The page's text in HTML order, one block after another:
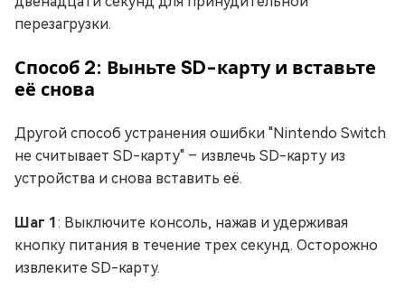
перезагрузки.
Способ 2: Выньте SD-карту и вставьте
её снова
Другой способ устранения ошибки "Nintendo Switch
не считывает SD-карту" – извлечь SD-карту из
устройства и снова вставить её.
Шаг 1: Выключите консоль, нажав и удерживая
кнопку питания в течение трех секунд. Осторожно
извлеките SD-карту.